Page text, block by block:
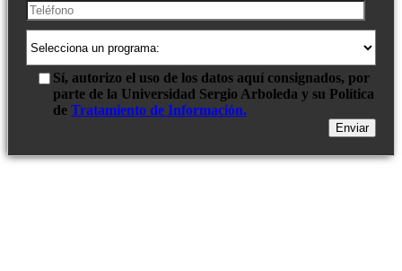
Sí, autorizo el uso de los datos aquí consignados, por
parte de la Universidad Sergio Arboleda y su Política
de Tratamiento de Información.